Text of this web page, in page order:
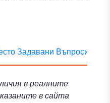
Задавани Въпроси
в реалните
в сайта